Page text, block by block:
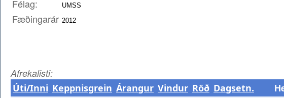
Félag:
Fæðingarár
Afrekalisti:
Úti/Inni Keppnisgrein Árangur Vindur Röð Dagsetn.